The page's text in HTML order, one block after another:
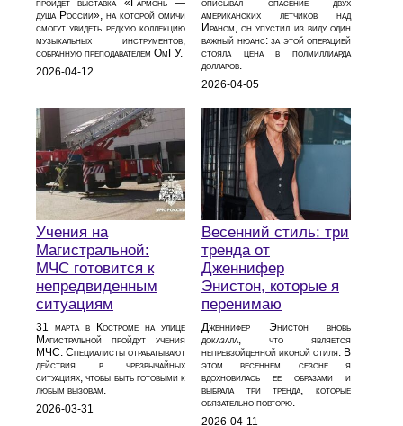
пройдет выставка «Гармонь —
душа России», на которой омичи
смогут увидеть редкую коллекцию
музыкальных инструментов,
собранную преподавателем ОмГУ.
2026-04-12
описывал спасение двух
американских летчиков над
Ираном, он упустил из виду один
важный нюанс: за этой операцией
стояла цена в полмиллиарда
долларов.
2026-04-05
Учения на
Магистральной:
МЧС готовится к
непредвиденным
ситуациям
31 марта в Костроме на улице
Магистральной пройдут учения
МЧС. Специалисты отрабатывают
действия в чрезвычайных
ситуациях, чтобы быть готовыми к
любым вызовам.
2026-03-31
Весенний стиль: три
тренда от
Дженнифер
Энистон, которые я
перенимаю
Дженнифер Энистон вновь
доказала, что является
непревзойденной иконой стиля. В
этом весеннем сезоне я
вдохновилась ее образами и
выбрала три тренда, которые
обязательно повторю.
2026-04-11